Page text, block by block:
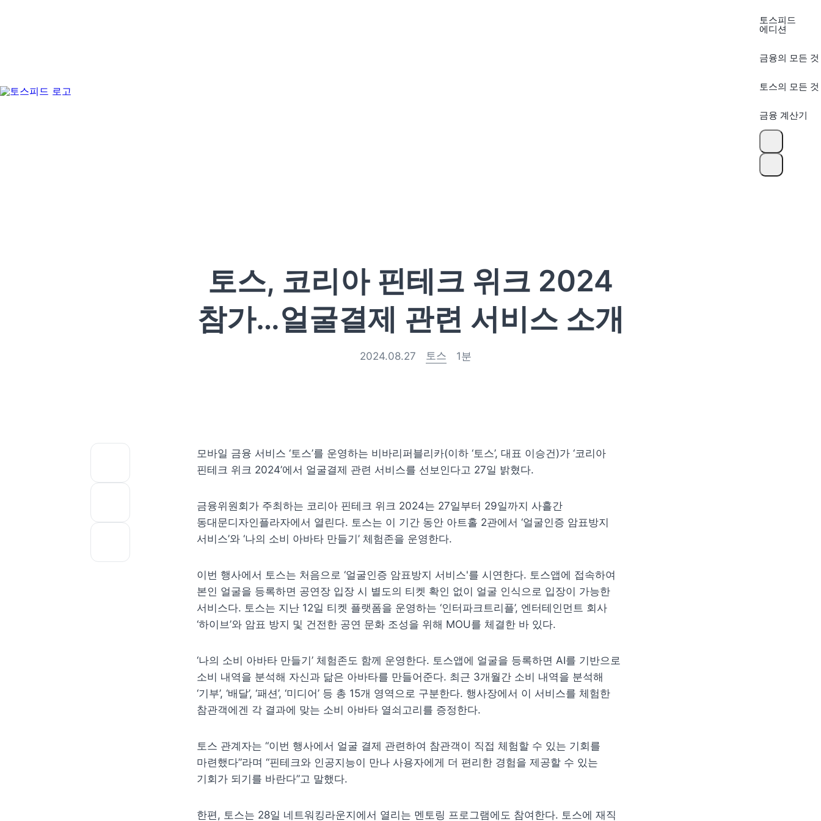
토스피드
에디션
금융의 모든 것
토스의 모든 것
금융 계산기
토스, 코리아 핀테크 위크 2024
참가…얼굴결제 관련 서비스 소개
2024.08.27 토스 1분
모바일 금융 서비스 ‘토스’를 운영하는 비바리퍼블리카(이하 ‘토스’, 대표 이승건)가 ‘코리아
핀테크 위크 2024’에서 얼굴결제 관련 서비스를 선보인다고 27일 밝혔다.
금융위원회가 주최하는 코리아 핀테크 위크 2024는 27일부터 29일까지 사흘간
동대문디자인플라자에서 열린다. 토스는 이 기간 동안 아트홀 2관에서 ‘얼굴인증 암표방지
서비스’와 ‘나의 소비 아바타 만들기’ 체험존을 운영한다.
이번 행사에서 토스는 처음으로 ‘얼굴인증 암표방지 서비스'를 시연한다. 토스앱에 접속하여
본인 얼굴을 등록하면 공연장 입장 시 별도의 티켓 확인 없이 얼굴 인식으로 입장이 가능한
서비스다. 토스는 지난 12일 티켓 플랫폼을 운영하는 ‘인터파크트리플’, 엔터테인먼트 회사
‘하이브’와 암표 방지 및 건전한 공연 문화 조성을 위해 MOU를 체결한 바 있다.
‘나의 소비 아바타 만들기’ 체험존도 함께 운영한다. 토스앱에 얼굴을 등록하면 AI를 기반으로
소비 내역을 분석해 자신과 닮은 아바타를 만들어준다. 최근 3개월간 소비 내역을 분석해
‘기부’, ‘배달’, ‘패션’, ‘미디어’ 등 총 15개 영역으로 구분한다. 행사장에서 이 서비스를 체험한
참관객에겐 각 결과에 맞는 소비 아바타 열쇠고리를 증정한다.
토스 관계자는 “이번 행사에서 얼굴 결제 관련하여 참관객이 직접 체험할 수 있는 기회를
마련했다”라며 “핀테크와 인공지능이 만나 사용자에게 더 편리한 경험을 제공할 수 있는
기회가 되기를 바란다”고 말했다.
한편, 토스는 28일 네트워킹라운지에서 열리는 멘토링 프로그램에도 참여한다. 토스에 재직